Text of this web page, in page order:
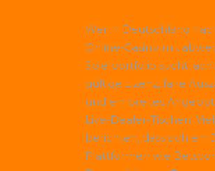
Wer in Deutschland
Online-Casino mit
Spielportfolio sucht,
gültige Lizenz, faire
und ein breites Angebot
Live-Dealer-Tischen.
berichten, dass sich ein
Plattformen wie